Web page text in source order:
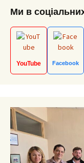
Ми в
YouTube Facebook